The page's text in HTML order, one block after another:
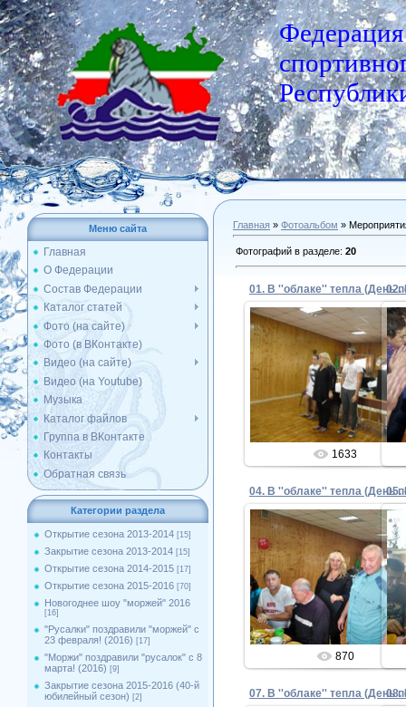
Федерация
Меню сайта
Главная
О Федерации
Состав Федерации
Каталог статей
Фото (на сайте)
Фото (в ВКонтакте)
Видео (на сайте)
Видео (на Youtube)
Музыка
Каталог файлов
Группа в ВКонтакте
Контакты
Обратная связь
Категории раздела
Открытие сезона 2013-2014 [15]
Закрытие сезона 2013-2014 [15]
Открытие сезона 2014-2015 [17]
Открытие сезона 2015-2016 [70]
Новогоднее шоу "моржей" 2016
[16]
"Русалки" поздравили "моржей" с
23 февраля! (2016) [17]
"Моржи" поздравили "русалок" с 8
марта! (2016) [9]
Закрытие сезона 2015-2016 (40-й
юбилейный сезон) [2]
Главная » Фотоальбом »
Фотографий в разделе: 20
02.10.2017
Admin
1633
02.10.2017
Admin
870